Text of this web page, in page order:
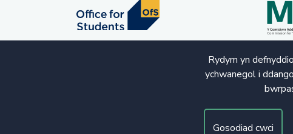
Rydym yn
ychwanegol i
Gosodiad cwci
© Hawlfraint 2020. Cedwir Pob Hawl